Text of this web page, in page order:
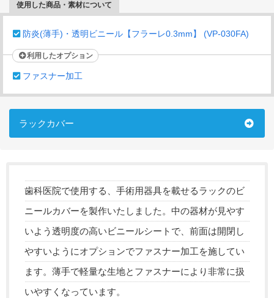
使用した商品・素材について
防炎(薄手)・透明ビニール【フラーレ0.3mm】 (VP-030FA)
利用したオプション
ファスナー加工
ラックカバー
歯科医院で使用する、手術用器具を載せるラックのビ
ニールカバーを製作いたしました。中の器材が見やす
いよう透明度の高いビニールシートで、前面は開閉し
やすいようにオプションでファスナー加工を施してい
ます。薄手で軽量な生地とファスナーにより非常に扱
いやすくなっています。